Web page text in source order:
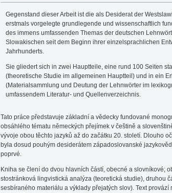
Gegenstand dieser Arbeit ist die als Desiderat der
erstmals vorgelegte grundlegende und wissenschaftlich
des immens umfassenden Themas der deutschen
Slowakischen seit dem Beginn ihrer einzelsprachlichen
Jahrhunderts.
Sie gliedert sich in zwei Hauptteile, eine rund 100 Seiten
(theoretische Studie im allgemeinen Hauptteil) und in ein
(Materialsammlung und Deutung der Lehnwörter im
umfassendem Literatur- und Quellenverzeichnis.
Tato práce představuje základní a vědecky fundované
obsáhlého tématu německých přejímek v češtině a
vývoje obou těchto jazyků až do začátku 20. století. Dlouho
byla dosud pouhým desiderátem západoslovanské
poprvé.
Kniha se člení do dvou hlavních částí, obecné a slovníkové;
stostránková lingvistická analýza (teoretická studie), druhou
sesbíraného materiálu a výklady přejatých slov). Text provází